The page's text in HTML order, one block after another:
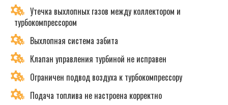
Утечка выхлопных газов между коллектором и
турбокомпрессором
Выхлопная система забита
Клапан управления турбиной не исправен
Ограничен подвод воздуха к турбокомпрессору
Подача топлива не настроена корректно